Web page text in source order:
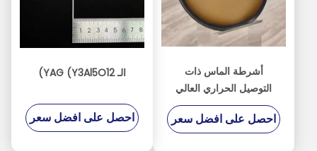
أشرطة الماس ذات
التوصيل الحراري العالي
لأجهزة الذكاء الاصطناعي
والاتصالات الراديوية وأجهزة
احصل على افضل سعر
الـ YAG (Y3Al5O12)
احصل على افضل سعر